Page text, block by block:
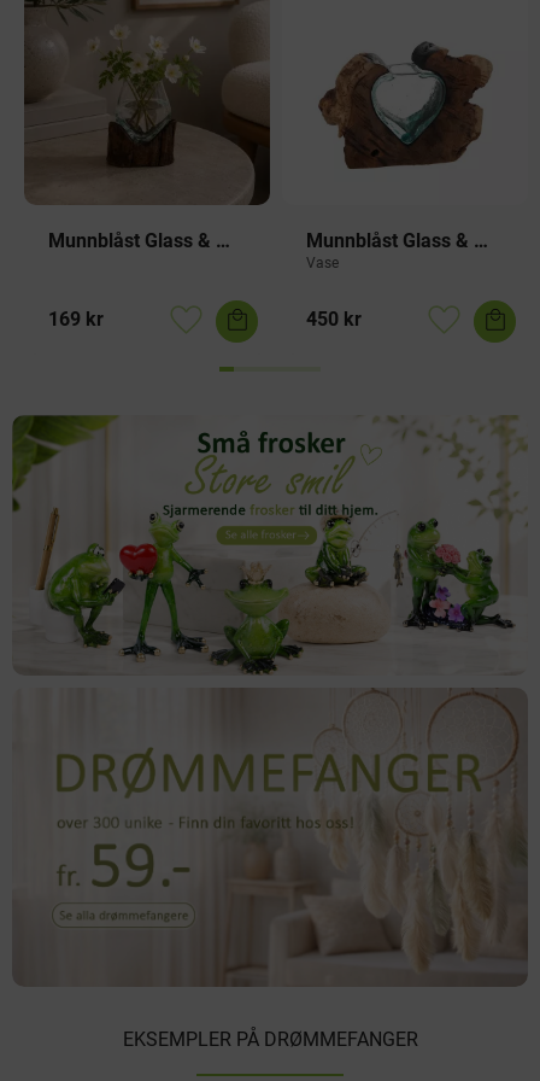
Munnblåst Glass &
169 kr
Lagre som favoritt
Munnblåst Glass &
Naturtre Hjerte
Vase
450kr
Lagre som
EKSEMPLER PÅ DRØMMEFANGER